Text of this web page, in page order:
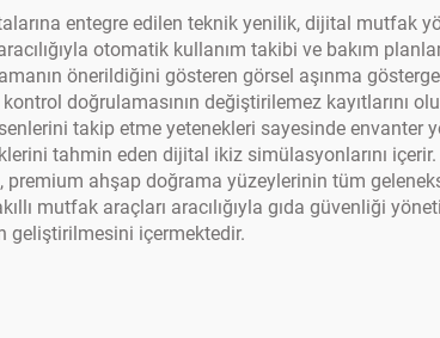
entegre edilen teknik yenilik, dijital
otomatik kullanım takibi ve bakım
önerildiğini gösteren görsel aşınma
doğrulamasının değiştirilemez kayıtlarını
takip etme yetenekleri sayesinde
tahmin eden dijital ikiz simülasyonlarını
premium ahşap doğrama yüzeylerinin tüm
mutfak araçları aracılığıyla gıda güvenliği
geliştirilmesini içermektedir.